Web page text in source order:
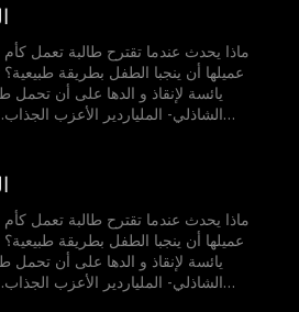
طارق
ماذا يحدث عندما تقترح طالبة تعمل كأم
عميلها أن ينجبا الطفل بطريقة
يائسة لإنقاذ و الدها على أن تحمل
الشاذلي- الملياردير الأعزب
طارق
ماذا يحدث عندما تقترح طالبة تعمل كأم
عميلها أن ينجبا الطفل بطريقة
يائسة لإنقاذ و الدها على أن تحمل
الشاذلي- الملياردير الأعزب